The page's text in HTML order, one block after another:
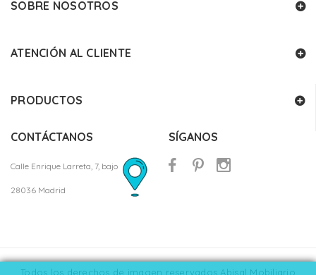
SOBRE NOSOTROS
ATENCIÓN AL CLIENTE
PRODUCTOS
CONTÁCTANOS
Calle Enrique Larreta, 7, bajo
28036 Madrid
SÍGANOS
Todos los derechos de imagen reservados Abisal Mobiliario